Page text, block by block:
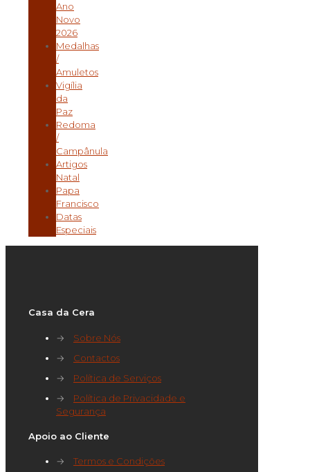
Ano
Novo
2026
Medalhas
/
Amuletos
Vigília
da
Paz
Redoma
/
Campânula
Artigos
Natal
Papa
Francisco
Datas
Especiais
Casa da Cera
→
Sobre Nós
→
Contactos
→
Política de Serviços
→
Política de Privacidade e
Segurança
Apoio ao Cliente
→
Termos e Condições